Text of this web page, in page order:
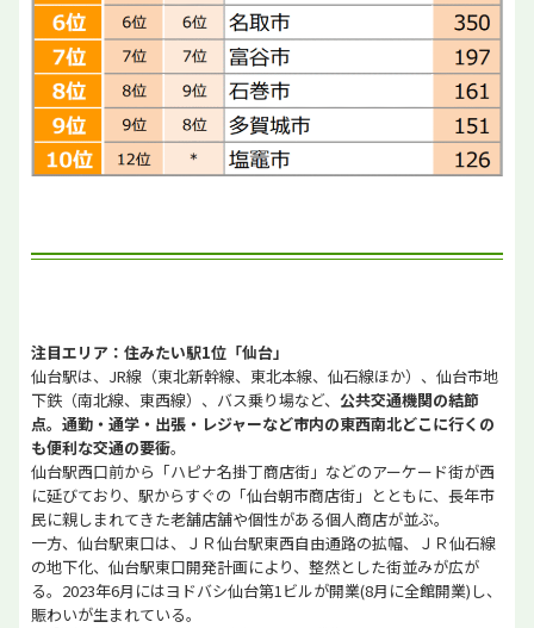
注目エリア：住みたい駅1位「仙台」
仙台駅は、JR線（東北新幹線、東北本線、仙石線ほか）、仙台市地
下鉄（南北線、東西線）、バス乗り場など、 公共交通機関の結節
点。通勤・通学・出張・レジャーなど市内の東西南北どこに行くの
も便利な交通の要衝。
仙台駅西口前から「ハピナ名掛丁商店街」などのアーケード街が西
に延びており、駅からすぐの「仙台朝市商店街」とともに、長年市
民に親しまれてきた老舗店舗や個性がある個人商店が並ぶ。
一方、仙台駅東口は、ＪＲ仙台駅東西自由通路の拡幅、ＪＲ仙石線
の地下化、仙台駅東口開発計画により、整然とした街並みが広が
る。2023年6月にはヨドバシ仙台第1ビルが開業(8月に全館開業)し、
賑わいが生まれている。